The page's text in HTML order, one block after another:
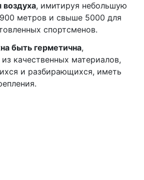
воздуха, имитируя небольшую
метров и свыше 5000 для
спортсменов.
быть герметична,
из качественных материалов,
и разбирающихся, иметь